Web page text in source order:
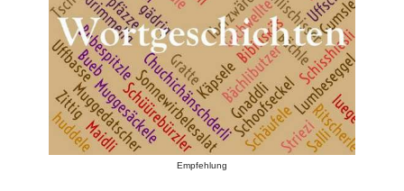
Empfehlung